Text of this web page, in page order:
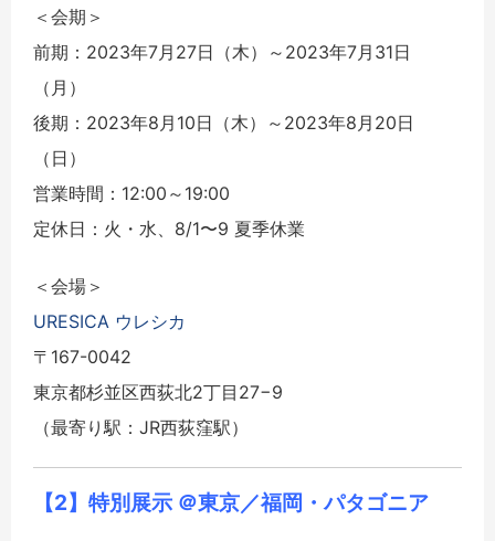
＜会期＞
前期：2023年7月27日（木）～2023年7月31日
（月）
後期：2023年8月10日（木）～2023年8月20日
（日）
営業時間：12:00～19:00
定休日：火・水、8/1〜9 夏季休業
＜会場＞
URESICA ウレシカ
〒167-0042
東京都杉並区西荻北2丁目27−9
（最寄り駅：JR西荻窪駅）
【2】特別展示 ＠東京／福岡・パタゴニア